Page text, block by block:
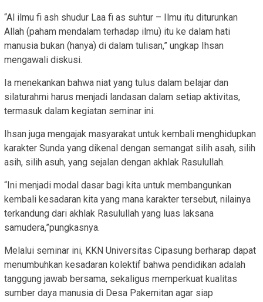
“Al ilmu fi ash shudur Laa fi as suhtur – Ilmu itu diturunkan
Allah (paham mendalam terhadap ilmu) itu ke dalam hati
manusia bukan (hanya) di dalam tulisan,” ungkap Ihsan
mengawali diskusi.
Ia menekankan bahwa niat yang tulus dalam belajar dan
silaturahmi harus menjadi landasan dalam setiap aktivitas,
termasuk dalam kegiatan seminar ini.
Ihsan juga mengajak masyarakat untuk kembali menghidupkan
karakter Sunda yang dikenal dengan semangat silih asah, silih
asih, silih asuh, yang sejalan dengan akhlak Rasulullah.
“Ini menjadi modal dasar bagi kita untuk membangunkan
kembali kesadaran kita yang mana karakter tersebut, nilainya
terkandung dari akhlak Rasulullah yang luas laksana
samudera,”pungkasnya.
Melalui seminar ini, KKN Universitas Cipasung berharap dapat
menumbuhkan kesadaran kolektif bahwa pendidikan adalah
tanggung jawab bersama, sekaligus memperkuat kualitas
sumber daya manusia di Desa Pakemitan agar siap